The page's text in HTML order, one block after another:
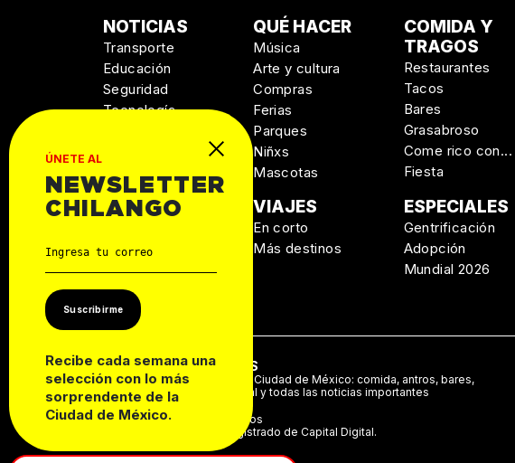
ÚNETE AL
NEWSLETTER
CHILANGO
Suscribirme
Recibe cada semana una
selección con lo más
sorprendente de la
Ciudad de México.
NOTICIAS
Transporte
Educación
Seguridad
Tecnología
QUÉ HACER
Música
Arte y cultura
Compras
Ferias
Parques
Niñxs
Mascotas
COMIDA Y
TRAGOS
Restaurantes
Tacos
Bares
Grasabroso
Come rico con...
Fiesta
MANUAL DE
Personal
Autos
Casa
VIAJES
En corto
Más destinos
ESPECIALES
Gentrificación
Adopción
Mundial 2026
ACERCA DE NOSOTROS
Te decimos qué hacer en la Ciudad de México: comida, antros, bares,
música, cine, cartelera teatral y todas las noticias importantes
©2024 Derechos Reservados
Chilango es una marca registrado de Capital Digital.